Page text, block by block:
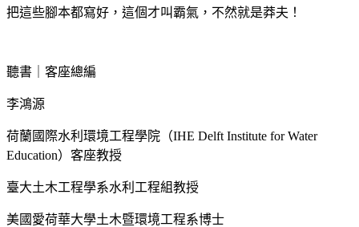
把這些腳本都寫好，這個才叫霸氣，不然就是莽夫！
聽書｜客座總編
李鴻源
荷蘭國際水利環境工程學院（IHE Delft Institute for Water
Education）客座教授
臺大土木工程學系水利工程組教授
美國愛荷華大學土木暨環境工程系博士